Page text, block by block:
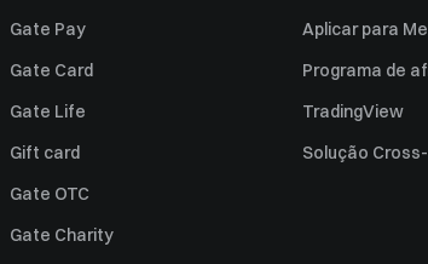
Gate Pay
Gate Card
Gate Life
Gift card
Gate OTC
Gate Charity
Aplicar para
Programa de
TradingView
Solução